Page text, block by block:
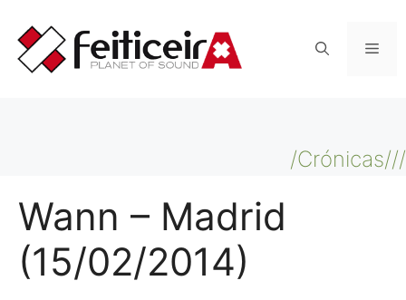
contenido
/Crónicas///
Wann – Madrid
(15/02/2014)